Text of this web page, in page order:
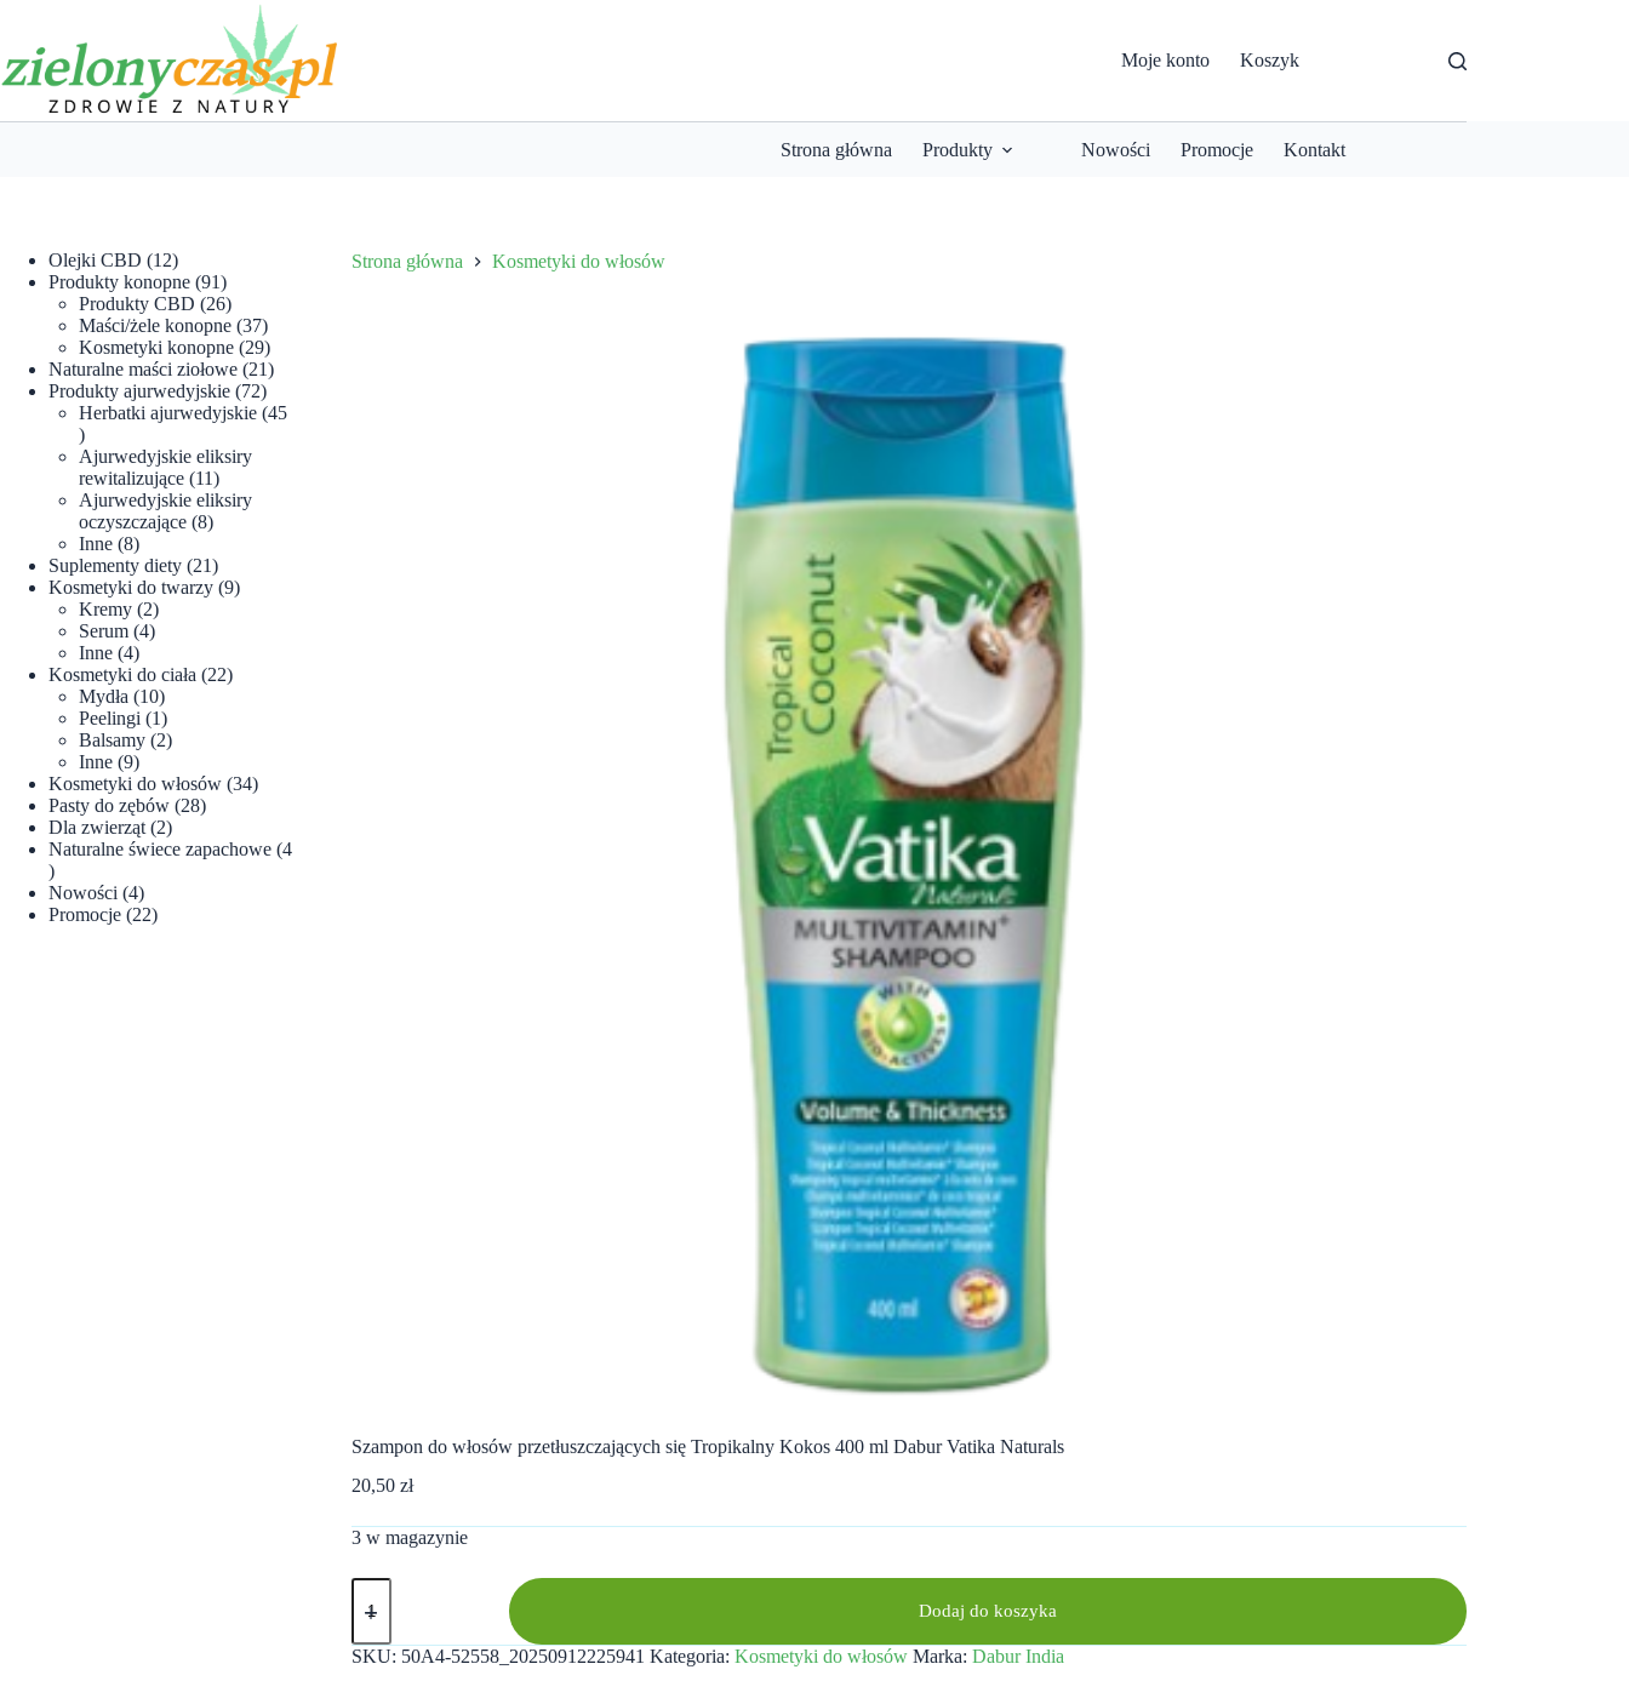
treści
Moje konto Koszyk
Strona główna Produkty Nowości Promocje Kontakt
Strona główna Kosmetyki do włosów
Szampon do włosów przetłuszczających się Tropikalny Kokos 400 ml Dabur Vatika Naturals
20,50zł
3 w magazynie
ilość
Szampon
włosów
przetłuszczających
Dodaj do koszyka
SKU: 50A4-52558_20250912225941 Kategoria:Kosmetyki do włosów Marka:Dabur India
Olejki CBD 1212
produktów
Produkty konopne 9191
produktów
Produkty CBD 2626
produktów
Maści/żele konopne 3737
produktów
Kosmetyki konopne 2929
produktów
Naturalne maści ziołowe 2121
Produkty ajurwedyjskie 7272
produkty
Herbatki ajurwedyjskie 45
45
produktów
Ajurwedyjskie eliksiry
rewitalizujące 1111
produktów
Ajurwedyjskie eliksiry
oczyszczające 88
Inne 88
produktów
Suplementy diety 2121
produktów
Kosmetyki do twarzy 99
Kremy 22
produkty
Serum 44
Inne 44
produkty
Kosmetyki do ciała 2222
Mydła 1010
produktów
Peelingi 11
produkt
Balsamy 22
Inne 99
produktów
Kosmetyki do włosów 3434
Pasty do zębów 2828
Dla zwierząt 22
produkty
Naturalne świece zapachowe 4
4
produkty
Nowości 44
produkty
Promocje 2222